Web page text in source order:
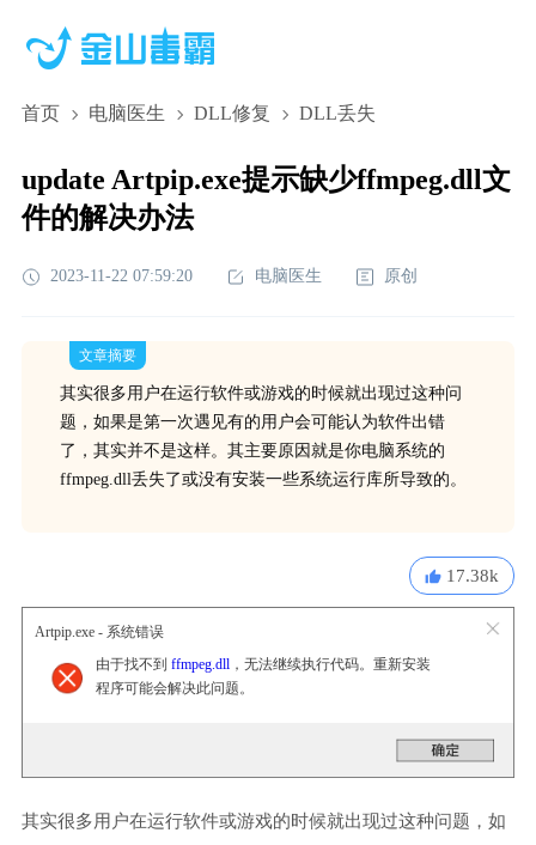
首页 电脑医生 DLL修复 DLL丢失
update Artpip.exe提示缺少ffmpeg.dll文
件的解决办法
2023-11-22 07:59:20 电脑医生 原创
文章摘要
其实很多用户在运行软件或游戏的时候就出现过这种问
题，如果是第一次遇见有的用户会可能认为软件出错
了，其实并不是这样。其主要原因就是你电脑系统的
ffmpeg.dll丢失了或没有安装一些系统运行库所导致的。
17.38k
Artpip.exe - 系统错误
由于找不到 ffmpeg.dll，无法继续执行代码。重新安装
程序可能会解决此问题。
其实很多用户在运行软件或游戏的时候就出现过这种问题，如